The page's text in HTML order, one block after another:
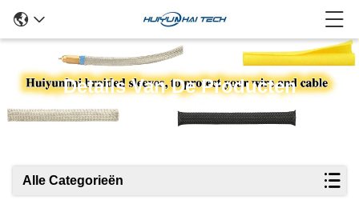
Details Van De Producten
Alle Categorieën